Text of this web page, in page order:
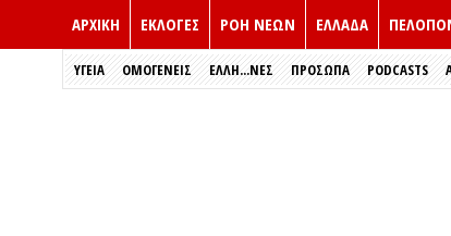
ΑΡΧΙΚΗ ΕΚΛΟΓΈΣ ΡΟΗ ΝΕΩΝ ΕΛΛΑΔΑ
ΥΓΕΙΑ ΟΜΟΓΕΝΕΙΣ ΈΛΛΗ...ΝΕΣ ΠΡΌΣΩΠΑ PODCASTS